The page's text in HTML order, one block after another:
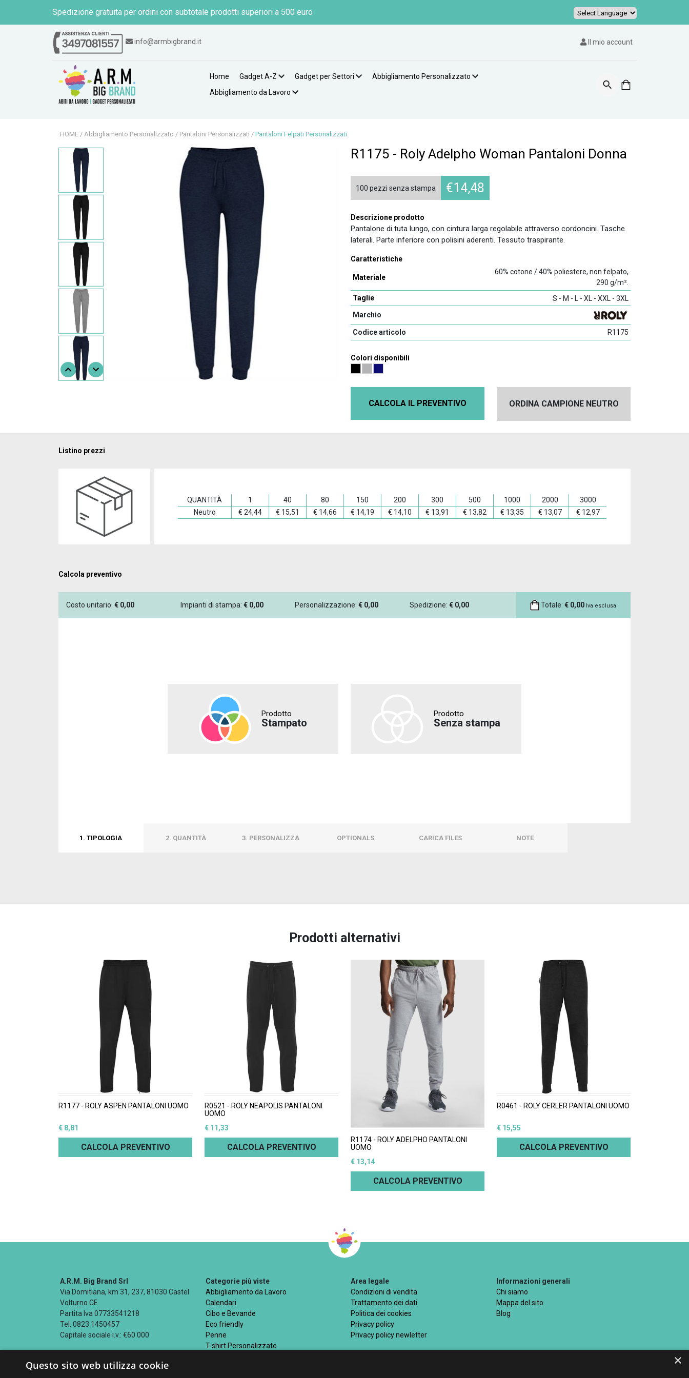
Spedizione gratuita per ordini con subtotale prodotti superiori a 500 euro
Powered by
info@armbigbrand.it Il mio account
Home Gadget A-Z Gadget per Settori
Abbigliamento Personalizzato
Abbigliamento da Lavoro
HOME / Abbigliamento Personalizzato / Pantaloni Personalizzati / Pantaloni Felpati Personalizzati
R1175 - Roly Adelpho Woman Pantaloni Donna
100 pezzi senza stampa €14,48
Descrizione prodotto
Pantalone di tuta lungo, con cintura larga regolabile attraverso cordoncini. Tasche
laterali. Parte inferiore con polisini aderenti. Tessuto traspirante.
Caratteristiche
Materiale
60% cotone / 40% poliestere, non felpato,
290 g/m².
Taglie
S - M - L - XL - XXL - 3XL
Marchio
Codice articolo R1175
Colori disponibili
CALCOLA IL PREVENTIVO ORDINA CAMPIONE NEUTRO
Listino prezzi
QUANTITÀ 1 40 80 150 200 300 500 1000 2000
3000
Neutro
€ 24,44 € 15,51 € 14,66 € 14,19 € 14,10 € 13,91 € 13,82 € 13,35 € 13,07 € 12,97
Calcola preventivo
Costo unitario: € 0,00 Impianti di stampa:€ 0,00 Personalizzazione:€ 0,00 Spedizione: € 0,00 Totale:€ 0,00 Iva esclusa
Prodotto
Stampato
Prodotto
Senza stampa
1. TIPOLOGIA 2. QUANTITÀ 3. PERSONALIZZA OPTIONALS CARICA FILES NOTE
Prodotti alternativi
R1177 - ROLY ASPEN PANTALONI UOMO
€ 8,81
CALCOLA PREVENTIVO
R0521 - ROLY NEAPOLIS PANTALONI
UOMO
€ 11,33
CALCOLA PREVENTIVO
R1174 - ROLY ADELPHO PANTALONI
UOMO
€ 13,14
CALCOLA PREVENTIVO
R0461 - ROLY CERLER PANTALONI UOMO
€ 15,55
CALCOLA PREVENTIVO
A.R.M. Big Brand Srl
Via Domitiana, km 31, 237, 81030 Castel
Volturno CE
Partita Iva 07733541218
Tel. 0823 1450457
Capitale sociale i.v.: €60.000
Categorie più viste
Abbigliamento da Lavoro
Calendari
Cibo e Bevande
Eco friendly
Penne
T-shirt Personalizzate
Area legale
Condizioni di vendita
Trattamento dei dati
Politica dei cookies
Privacy policy
Privacy policy newletter
Informazioni generali
Chi siamo
Mappa del sito
Blog
×
Questo sito web utilizza cookie